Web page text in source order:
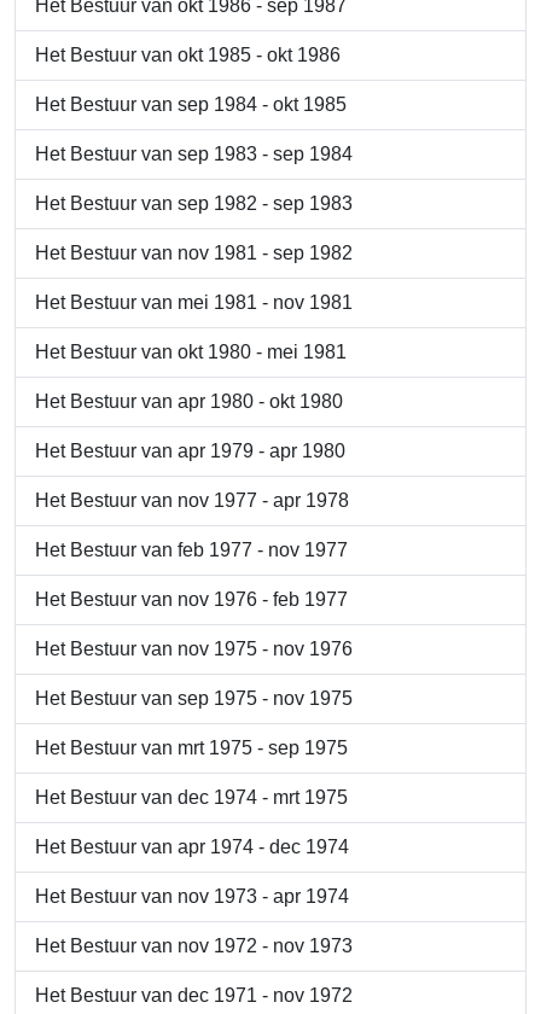
Het Bestuur van okt 1986 - sep 1987
Het Bestuur van okt 1985 - okt 1986
Het Bestuur van sep 1984 - okt 1985
Het Bestuur van sep 1983 - sep 1984
Het Bestuur van sep 1982 - sep 1983
Het Bestuur van nov 1981 - sep 1982
Het Bestuur van mei 1981 - nov 1981
Het Bestuur van okt 1980 - mei 1981
Het Bestuur van apr 1980 - okt 1980
Het Bestuur van apr 1979 - apr 1980
Het Bestuur van nov 1977 - apr 1978
Het Bestuur van feb 1977 - nov 1977
Het Bestuur van nov 1976 - feb 1977
Het Bestuur van nov 1975 - nov 1976
Het Bestuur van sep 1975 - nov 1975
Het Bestuur van mrt 1975 - sep 1975
Het Bestuur van dec 1974 - mrt 1975
Het Bestuur van apr 1974 - dec 1974
Het Bestuur van nov 1973 - apr 1974
Het Bestuur van nov 1972 - nov 1973
Het Bestuur van dec 1971 - nov 1972